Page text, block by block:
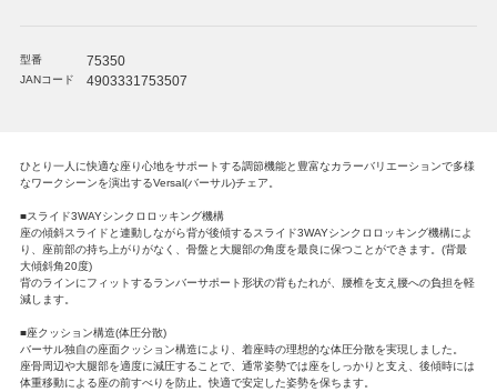
型番 75350
JANコード 4903331753507
ひとり一人に快適な座り心地をサポートする調節機能と豊富なカラーバリエーションで多様
なワークシーンを演出するVersal(バーサル)チェア。
■スライド3WAYシンクロロッキング機構
座の傾斜スライドと連動しながら背が後傾するスライド3WAYシンクロロッキング機構によ
り、座前部の持ち上がりがなく、骨盤と大腿部の角度を最良に保つことができます。(背最
大傾斜角20度)
背のラインにフィットするランバーサポート形状の背もたれが、腰椎を支え腰への負担を軽
減します。
■座クッション構造(体圧分散)
バーサル独自の座面クッション構造により、着座時の理想的な体圧分散を実現しました。
座骨周辺や大腿部を適度に減圧することで、通常姿勢では座をしっかりと支え、後傾時には
体重移動による座の前すべりを防止。快適で安定した姿勢を保ちます。